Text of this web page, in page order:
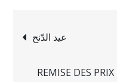
de
عيد الدّنح
REMISE DES